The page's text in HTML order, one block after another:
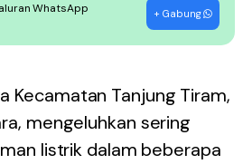
WhatsApp
+ Gabung
Kecamatan Tanjung Tiram,
mengeluhkan sering
listrik dalam beberapa